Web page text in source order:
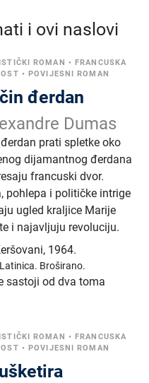
i ovi naslovi
ROMAN • FRANCUSKA
• POVIJESNI ROMAN
đerdan
Dumas
prati spletke oko
dijamantnog đerdana
francuski dvor.
pohlepa i političke intrige
ugled kraljice Marije
i najavljuju revoluciju.
, 1964.
Latinica. Broširano.
sastoji od dva toma
ROMAN • FRANCUSKA
• POVIJESNI ROMAN